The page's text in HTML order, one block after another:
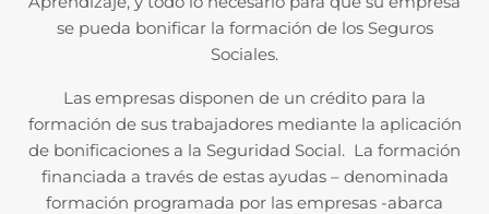
se pueda bonificar la formación de los Seguros
Sociales.
Las empresas disponen de un crédito para la
formación de sus trabajadores mediante la aplicación
de bonificaciones a la Seguridad Social. La formación
financiada a través de estas ayudas – denominada
formación programada por las empresas -abarca